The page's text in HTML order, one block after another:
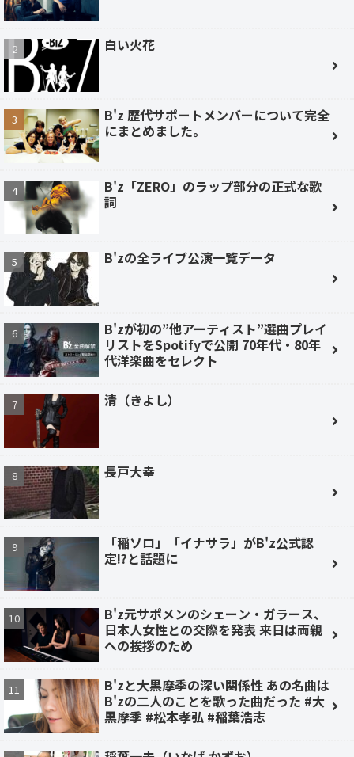
白い火花
B'z 歴代サポートメンバーについて完全
にまとめました。
B'z「ZERO」のラップ部分の正式な歌
詞
B'zの全ライブ公演一覧データ
B'zが初の”他アーティスト”選曲プレイ
リストをSpotifyで公開 70年代・80年
代洋楽曲をセレクト
清（きよし）
長戸大幸
「稲ソロ」「イナサラ」がB'z公式認
定!?と話題に
B'z元サポメンのシェーン・ガラース、
日本人女性との交際を発表 来日は両親
への挨拶のため
B'zと大黒摩季の深い関係性 あの名曲は
B'zの二人のことを歌った曲だった #大
黒摩季 #松本孝弘 #稲葉浩志